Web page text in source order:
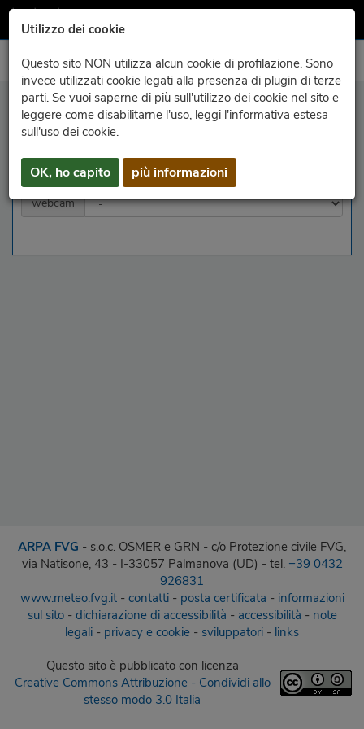
Utilizzo dei cookie
Questo sito NON utilizza alcun cookie di profilazione. Sono
invece utilizzati cookie legati alla presenza di plugin di terze
parti. Se vuoi saperne di più sull'utilizzo dei cookie nel sito e
leggere come disabilitarne l'uso, leggi l'informativa estesa
sull'uso dei cookie.
OK, ho capito più informazioni
archivio - webcam
anno mese
webcam
ARPA FVG - s.o.c. OSMER e GRN - c/o Protezione civile FVG,
via Natisone, 43 - I-33057 Palmanova (UD) - tel. +39 0432
926831
www.meteo.fvg.it- contatti- posta certificata - informazioni
sul sito- dichiarazione di accessibilità - accessibilità - note
legali - privacy e cookie - sviluppatori - links
Questo sitoè pubblicato con licenza
Creative Commons Attribuzione - Condividi allo
stesso modo 3.0 Italia